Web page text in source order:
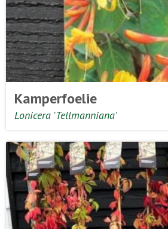
Kamperfoelie
Lonicera 'Tellmanniana'